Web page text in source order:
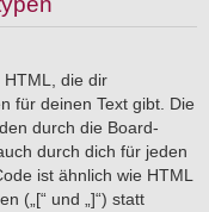
HTML, die dir
für deinen Text gibt. Die
durch die Board-
durch dich für jeden
ist ähnlich wie HTML
(„[“ und „]“) statt